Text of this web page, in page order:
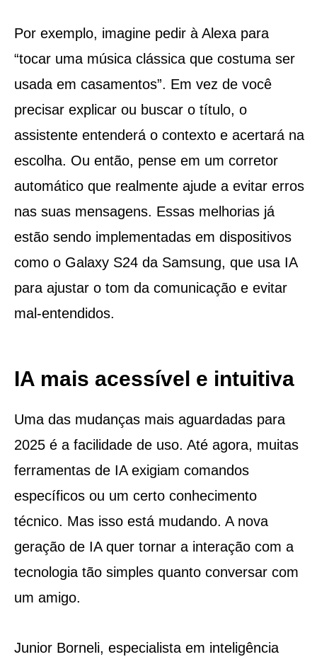
Por exemplo, imagine pedir à Alexa para
“tocar uma música clássica que costuma ser
usada em casamentos”. Em vez de você
precisar explicar ou buscar o título, o
assistente entenderá o contexto e acertará na
escolha. Ou então, pense em um corretor
automático que realmente ajude a evitar erros
nas suas mensagens. Essas melhorias já
estão sendo implementadas em dispositivos
como o Galaxy S24 da Samsung, que usa IA
para ajustar o tom da comunicação e evitar
mal-entendidos.
IA mais acessível e intuitiva
Uma das mudanças mais aguardadas para
2025 é a facilidade de uso. Até agora, muitas
ferramentas de IA exigiam comandos
específicos ou um certo conhecimento
técnico. Mas isso está mudando. A nova
geração de IA quer tornar a interação com a
tecnologia tão simples quanto conversar com
um amigo.
Junior Borneli, especialista em inteligência